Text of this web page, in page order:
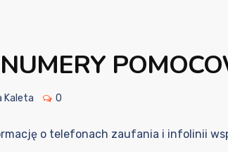
Kaleta 0
o telefonach zaufania i infolinii